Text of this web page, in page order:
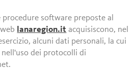
procedure software preposte al
lanaregion.it acquisiscono, nel
alcuni dati personali, la cui
dei protocolli di